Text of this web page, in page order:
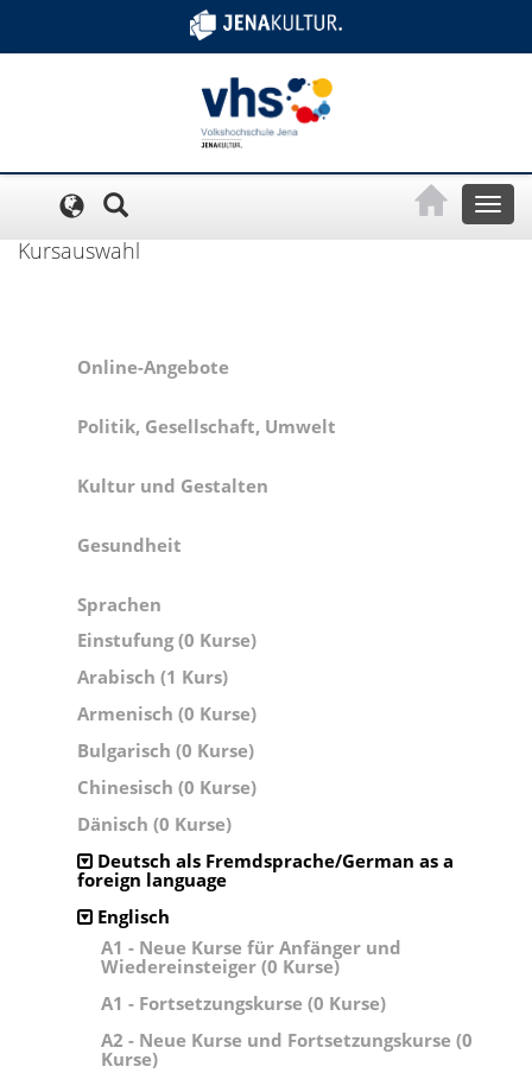
Toggle
Kursauswahl
Online-Angebote
Politik, Gesellschaft, Umwelt
Kultur und Gestalten
Gesundheit
Sprachen
Einstufung (0 Kurse)
Arabisch (1 Kurs)
Armenisch (0 Kurse)
Bulgarisch (0 Kurse)
Chinesisch (0 Kurse)
Dänisch (0 Kurse)
Deutsch als Fremdsprache/German as a
foreign language
Englisch
A1 - Neue Kurse für Anfänger und
Wiedereinsteiger (0 Kurse)
A1 - Fortsetzungskurse (0 Kurse)
A2 - Neue Kurse und Fortsetzungskurse (0
Kurse)